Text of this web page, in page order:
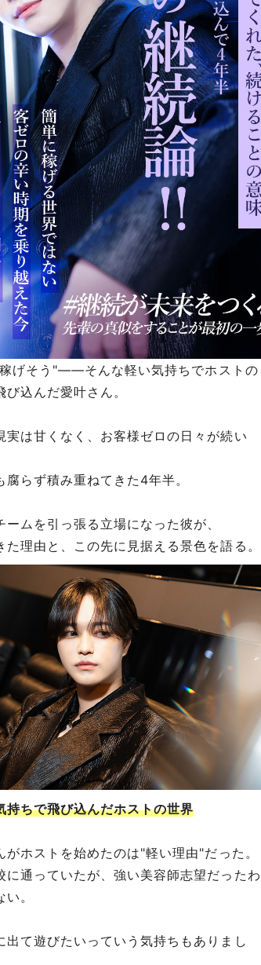
げそう"——そんな軽い気持ちでホストの
び込んだ愛叶さん。
実は甘くなく、お客様ゼロの日々が続い
腐らず積み重ねてきた4年半。
ームを引っ張る立場になった彼が、
た理由と、この先に見据える景色を語る。
持ちで飛び込んだホストの世界
がホストを始めたのは"軽い理由"だった。
に通っていたが、強い美容師志望だったわ
。
出て遊びたいっていう気持ちもありまし